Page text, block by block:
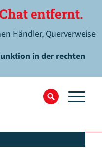
entfernt.
Händler, Querverweise
in der rechten